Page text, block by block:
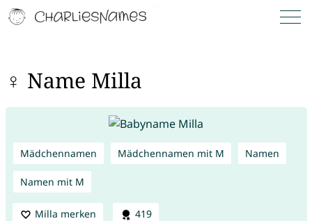
♀ Name Milla
Mädchennamen Mädchennamen mit M Namen
Namen mit M
Milla merken 419